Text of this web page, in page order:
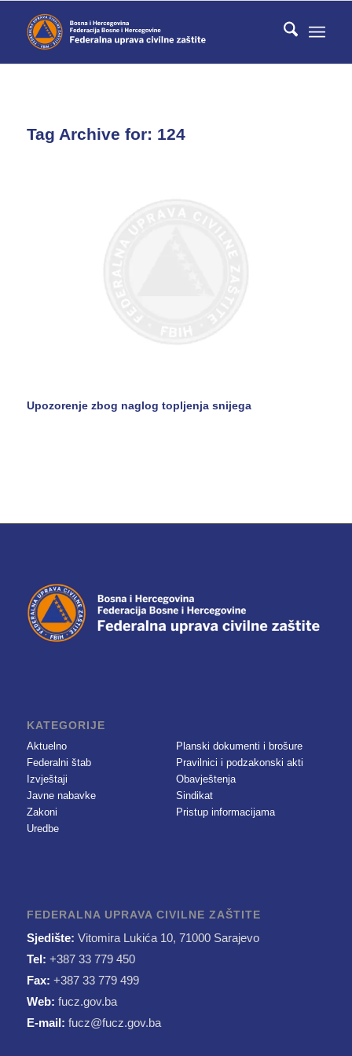
Tag Archive for: 124
Upozorenje zbog naglog topljenja snijega
KATEGORIJE
Aktuelno
Federalni štab
Izvještaji
Javne nabavke
Zakoni
Uredbe
Planski dokumenti i brošure
Pravilnici i podzakonski akti
Obavještenja
Sindikat
Pristup informacijama
FEDERALNA UPRAVA CIVILNE ZAŠTITE
Sjedište: Vitomira Lukića 10, 71000 Sarajevo
Tel: +387 33 779 450
Fax: +387 33 779 499
Web: fucz.gov.ba
E-mail: fucz@fucz.gov.ba